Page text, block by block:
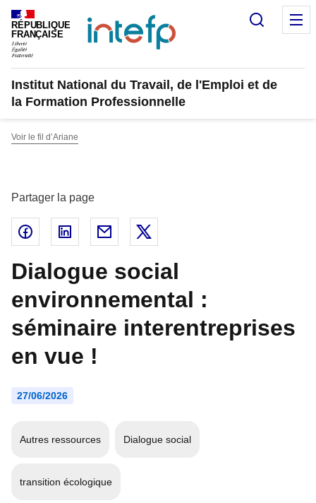
Panneau de gestion des cookies
RÉPUBLIQUE
FRANÇAISE
Institut National du Travail, de l'Emploi et de
la Formation Professionnelle
Voir le fil d’Ariane
Partager la page
Partager sur Facebook - nouvelle fenêtre
Partager sur Linked In - nouvelle fenêtre
Partager par email - nouvelle fenêtre
Dialogue social
environnemental :
séminaire interentreprises
en vue !
27/06/2026
Autres ressources Dialogue social
transition écologique